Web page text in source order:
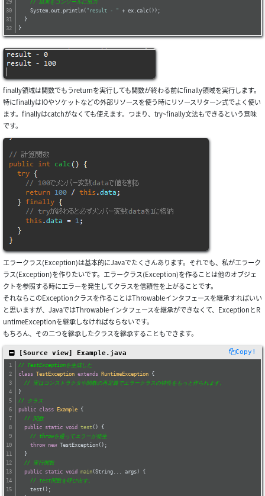
// 結果をコンソールに出力
    System.out.println(
"result - " + ex.calc());
  }
}
finally領域は関数でもうreturnを実行しても関数が終わる前にfinally領域を実行します。
特にfinallyはIOやソケットなどの外部リソースを使う時にリソースリターン式でよく使い
ます。finallyはcatchがなくても使えます。つまり、try~finally文法もできるという意味
です。
エラークラス(Exception)は基本的にJavaでたくさんあります。それでも、私がエラーク
ラス(Exception)を作りたいです。エラークラス(Exception)を作ることは他のオブジェ
クトを参照する時にエラーを発生してクラスを信頼性を上がることです。
それならこのExceptionクラスを作ることはThrowableインタフェースを継承すればいい
と思いますが、JavaではThrowableインタフェースを継承ができなくて、ExceptionとR
untimeExceptionを継承しなければならないです。
もちろん、その二つを継承したクラスを継承することもできます。
Copy!
[Source view] Example.java
// TestExceptionを生成した
class TestException extends RuntimeException {
// 実はコンストラクタや関数の再定義でエラークラスの特性をもっと作られます。
}
// クラス
public class Example {
// 関数
public static void test ()
{
// throwを通ってエラーが発生
throw new TestException();
  }
// 実行関数
public static void main (String... args)
{
// test関数を呼び出す。
    test();